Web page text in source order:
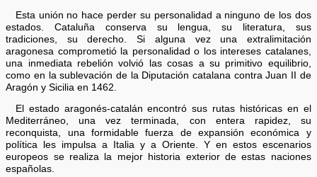
Esta unión no hace perder su personalidad a ninguno de los dos
estados. Cataluña conserva su lengua, su literatura, sus
tradiciones, su derecho. Si alguna vez una extralimitación
aragonesa comprometió la personalidad o los intereses catalanes,
una inmediata rebelión volvió las cosas a su primitivo equilibrio,
como en la sublevación de la Diputación catalana contra Juan II de
Aragón y Sicilia en 1462.
El estado aragonés-catalán encontró sus rutas históricas en el
Mediterráneo, una vez terminada, con entera rapidez, su
reconquista, una formidable fuerza de expansión económica y
política les impulsa a Italia y a Oriente. Y en estos escenarios
europeos se realiza la mejor historia exterior de estas naciones
españolas.